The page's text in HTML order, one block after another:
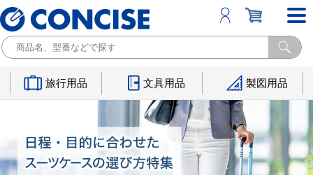
旅行用品 文具用品 製図用品